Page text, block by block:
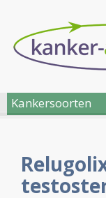
Kankersoorten